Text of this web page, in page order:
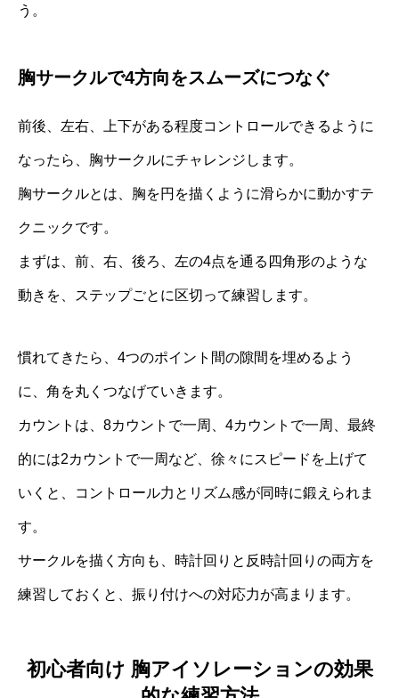
う。
胸サークルで4方向をスムーズにつなぐ
前後、左右、上下がある程度コントロールできるように
なったら、胸サークルにチャレンジします。
胸サークルとは、胸を円を描くように滑らかに動かすテ
クニックです。
まずは、前、右、後ろ、左の4点を通る四角形のような
動きを、ステップごとに区切って練習します。
慣れてきたら、4つのポイント間の隙間を埋めるよう
に、角を丸くつなげていきます。
カウントは、8カウントで一周、4カウントで一周、最終
的には2カウントで一周など、徐々にスピードを上げて
いくと、コントロール力とリズム感が同時に鍛えられま
す。
サークルを描く方向も、時計回りと反時計回りの両方を
練習しておくと、振り付けへの対応力が高まります。
初心者向け 胸アイソレーションの効果